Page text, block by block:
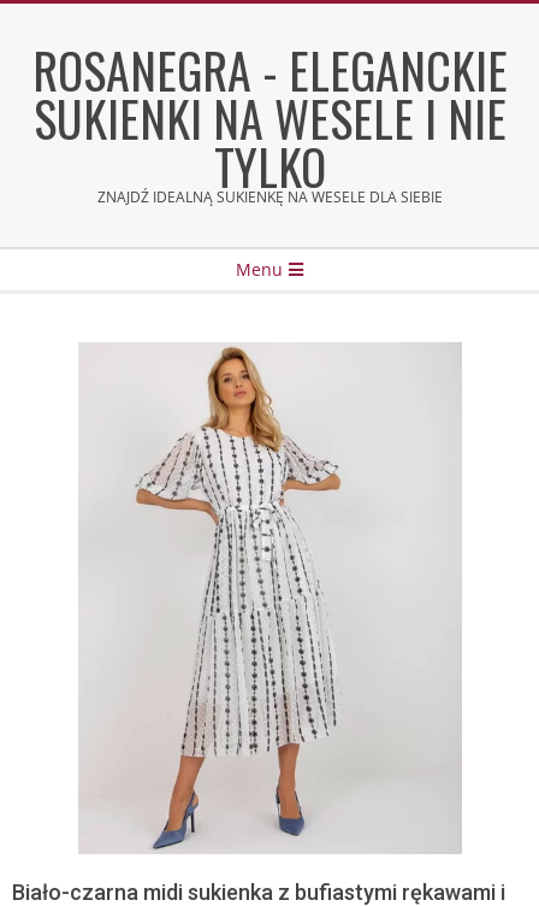
contentROSANEGRA - ELEGANCKIE
SUKIENKI NA WESELE I NIE
TYLKO
ZNAJDŹ IDEALNĄ SUKIENKĘ NA WESELE DLA SIEBIE
Menu
Biało-czarna midi sukienka z bufiastymi rękawami i